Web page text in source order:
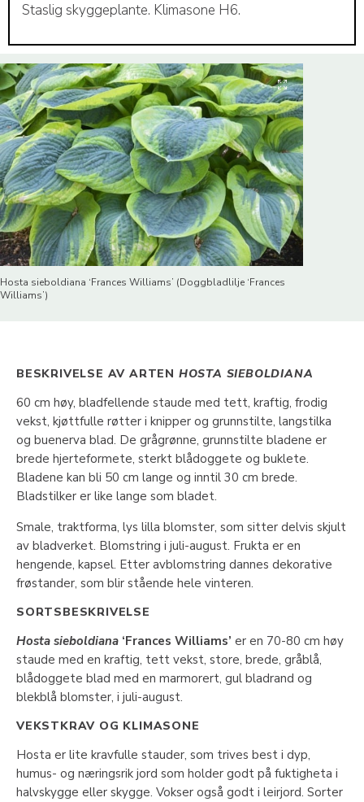
Staslig skyggeplante. Klimasone H6.
Hosta sieboldiana ‘Frances Williams’ (Doggbladlilje ‘Frances
Williams’)
BESKRIVELSE AV ARTEN HOSTA SIEBOLDIANA
60 cm høy, bladfellende staude med tett, kraftig, frodig
vekst, kjøttfulle røtter i knipper og grunnstilte, langstilka
og buenerva blad. De grågrønne, grunnstilte bladene er
brede hjerteformete, sterkt blådoggete og buklete.
Bladene kan bli 50 cm lange og inntil 30 cm brede.
Bladstilker er like lange som bladet.
Smale, traktforma, lys lilla blomster, som sitter delvis skjult
av bladverket. Blomstring i juli-august. Frukta er en
hengende, kapsel. Etter avblomstring dannes dekorative
frøstander, som blir stående hele vinteren.
SORTSBESKRIVELSE
Hosta sieboldiana ‘Frances Williams’ er en 70-80 cm høy
staude med en kraftig, tett vekst, store, brede, gråblå,
blådoggete blad med en marmorert, gul bladrand og
blekblå blomster, i juli-august.
VEKSTKRAV OG KLIMASONE
Hosta er lite kravfulle stauder, som trives best i dyp,
humus- og næringsrik jord som holder godt på fuktigheta i
halvskygge eller skygge. Vokser også godt i leirjord. Sorter